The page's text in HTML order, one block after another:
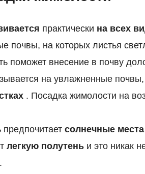
практически на всех
почвы, на которых листья
поможет внесение в почву
на увлажненные почвы,
. Посадка жимолости на
солнечные места
легкую полутень и это никак